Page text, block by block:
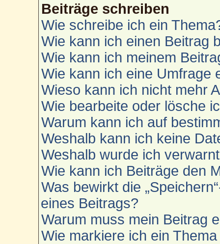
Beiträge schreiben
Wie schreibe ich ein
Wie kann ich einen Beitrag
Wie kann ich meinem
Wie kann ich eine Umfrage
Wieso kann ich nicht mehr
Wie bearbeite oder lösche
Warum kann ich auf
Weshalb kann ich keine
Weshalb wurde ich
Wie kann ich Beiträge den
Was bewirkt die
eines Beitrags?
Warum muss mein Beitrag
Wie markiere ich ein